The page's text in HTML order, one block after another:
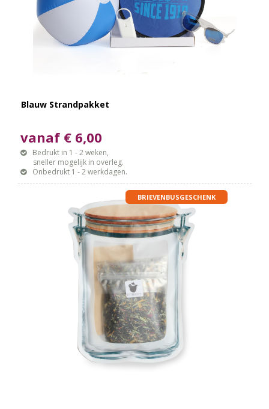
Blauw Strandpakket
vanaf € 6,00
Bedrukt in 1 - 2 weken,
sneller mogelijk in overleg.
Onbedrukt 1 - 2 werkdagen.
BRIEVENBUSGESCHENK